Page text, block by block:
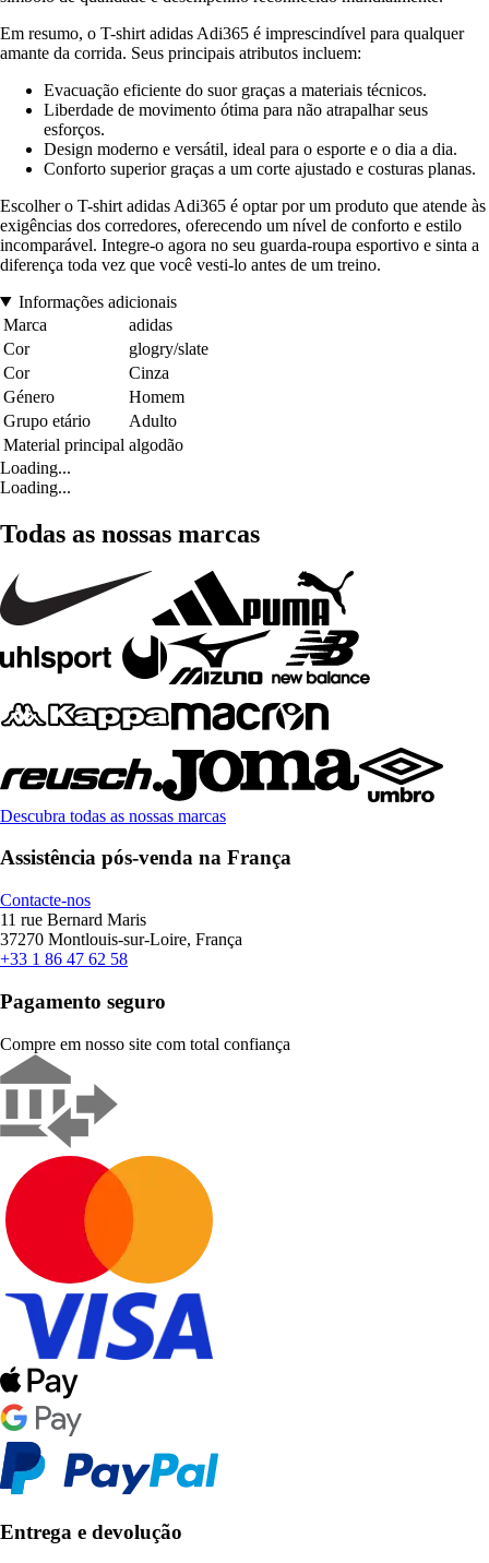
Em resumo, o T-shirt adidas Adi365 é imprescindível para qualquer
amante da corrida. Seus principais atributos incluem:
Evacuação eficiente do suor graças a materiais técnicos.
Liberdade de movimento ótima para não atrapalhar seus
esforços.
Design moderno e versátil, ideal para o esporte e o dia a dia.
Conforto superior graças a um corte ajustado e costuras planas.
Escolher o T-shirt adidas Adi365 é optar por um produto que atende às
exigências dos corredores, oferecendo um nível de conforto e estilo
incomparável. Integre-o agora no seu guarda-roupa esportivo e sinta a
diferença toda vez que você vesti-lo antes de um treino.
Informações adicionais
Marca
adidas
Cor
glogry/slate
Cor
Cinza
Género
Homem
Grupo etário
Adulto
Material principal algodão
Loading...
Loading...
Todas as nossas marcas
Descubra todas as nossas marcas
Assistência pós-venda na França
Contacte-nos
11 rue Bernard Maris
37270 Montlouis-sur-Loire, França
+33 1 86 47 62 58
Pagamento seguro
Compre em nosso site com total confiança
Entrega e devolução